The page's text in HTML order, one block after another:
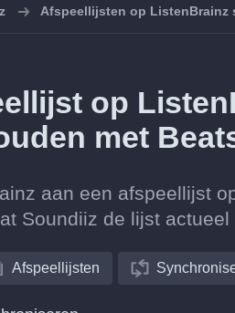
Afspeellijsten op ListenBrainz
op
met
aan een afspeellijst
Soundiiz de lijst actueel
Afspeellijsten